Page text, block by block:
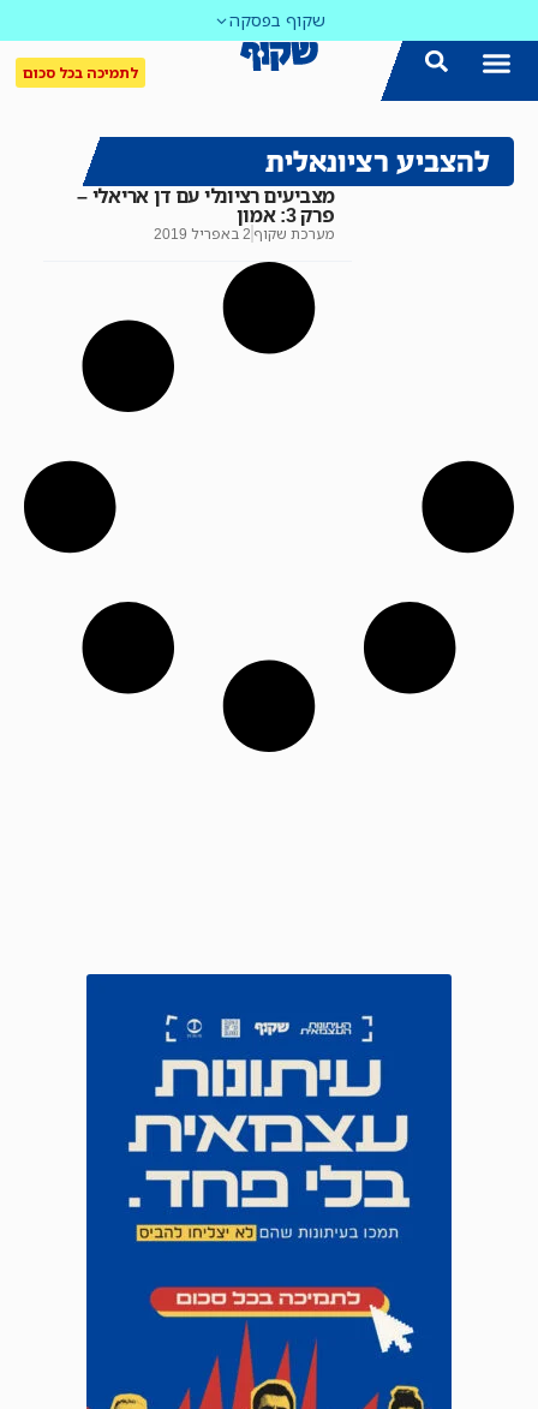
שקוף בפסקה
לתמיכה בכל סכום
להצביע רציונאלית
מצביעים רציונלי עם דן אריאלי –
פרק 3: אמון
מערכת שקוף 2 באפריל 2019